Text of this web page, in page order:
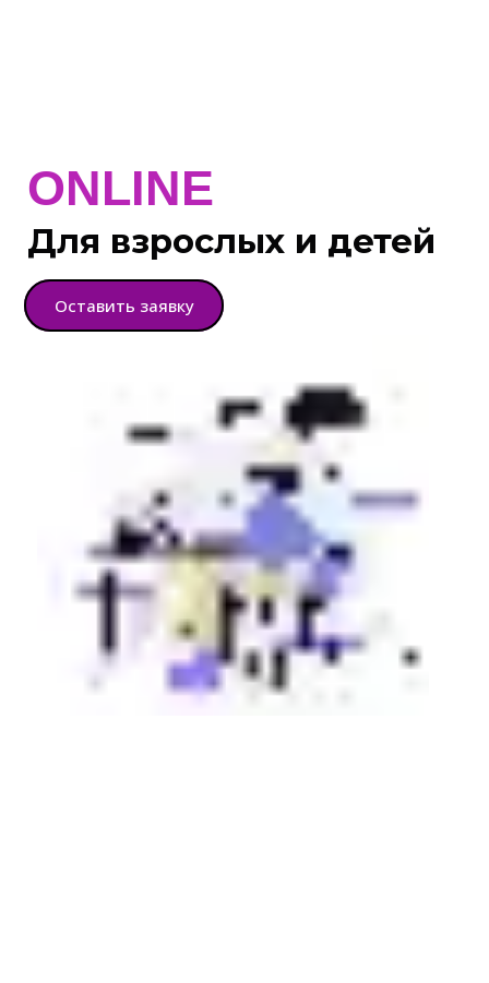
Оставить заявку
Для взрослых и детей
ONLINE